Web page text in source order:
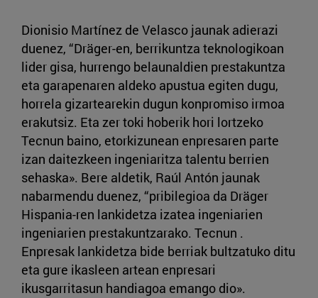
Dionisio Martínez de Velasco jaunak adierazi
duenez, “Dräger-en, berrikuntza teknologikoan
lider gisa, hurrengo belaunaldien prestakuntza
eta garapenaren aldeko apustua egiten dugu,
horrela gizartearekin dugun konpromiso irmoa
erakutsiz. Eta zer toki hoberik hori lortzeko
Tecnun baino, etorkizunean enpresaren parte
izan daitezkeen ingeniaritza talentu berrien
sehaska». Bere aldetik, Raúl Antón jaunak
nabarmendu duenez, “pribilegioa da Dräger
Hispania-ren lankidetza izatea ingeniarien
ingeniarien prestakuntzarako. Tecnun .
Enpresak lankidetza bide berriak bultzatuko ditu
eta gure ikasleen artean enpresari
ikusgarritasun handiagoa emango dio».